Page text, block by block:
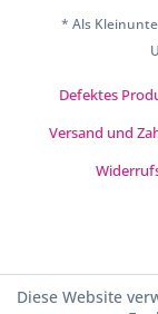
* Als
Defektes
Versand und
Diese Website